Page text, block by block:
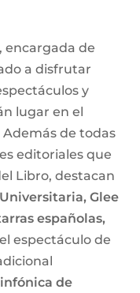
encargada de
a disfrutar
y
lugar en el
de todas
editoriales que
Libro, destacan
Glee
españolas,
espectáculo de
de